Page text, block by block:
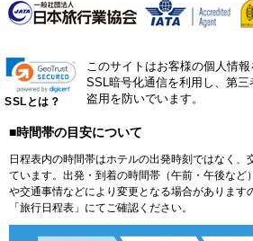
SSLとは？
このサイトはお客様の個人情
SSL暗号化通信を利用し、第
盗用を防いでいます。
■時間帯の目安について
日程表内の時間帯はホテルの出発時刻ではなく、
ています。出発・到着の時間帯（午前・午後など
や交通事情などにより変更となる場合があります
「旅行日程表」にてご確認ください。